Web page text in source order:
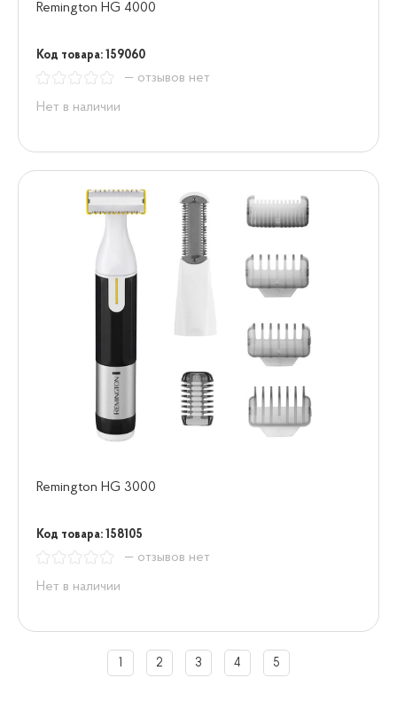
Remington HG 4000
Код товара: 159060
— отзывов нет
Нет в наличии
Remington HG 3000
Код товара: 158105
— отзывов нет
Нет в наличии
1 2 3 4 5